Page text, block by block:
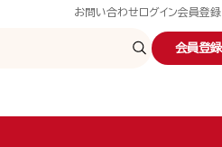
お問い合わせ ログイン会員登録
会員登録